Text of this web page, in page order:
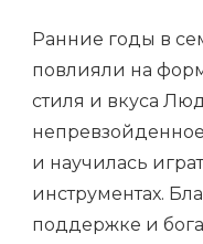
Ранние годы в
повлияли на
стиля и вкуса
и научилась
инструментах.
поддержке и